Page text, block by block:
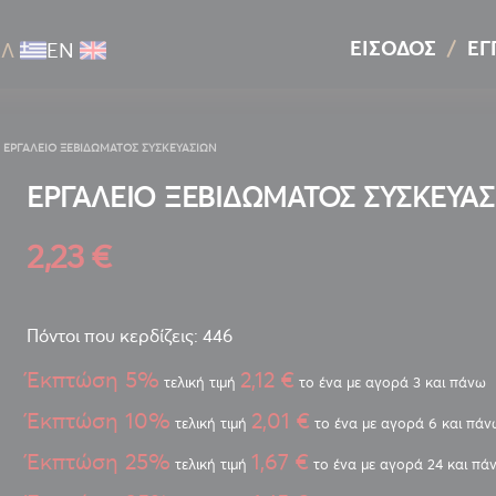
ΕΝ ΕΊΣΟΔΟΣ
ΕΡΓΑΛΕΙΟ ΞΕΒΙΔΩΜΑΤΟΣ ΣΥΣΚΕΥΑΣΙΩΝ
ΕΡΓΑΛΕΙΟ ΞΕΒΙΔΩΜΑΤΟΣ
2,23 €
Πόντοι που κερδίζεις: 446
Έκπτώση 5% τελική τιμή 2,12 € το ένα με αγορά 3 και πάνω
Έκπτώση 10% τελική τιμή 2,01 € το ένα με αγορά 6 και
Έκπτώση 25% τελική τιμή 1,67 € το ένα με αγορά 24 και